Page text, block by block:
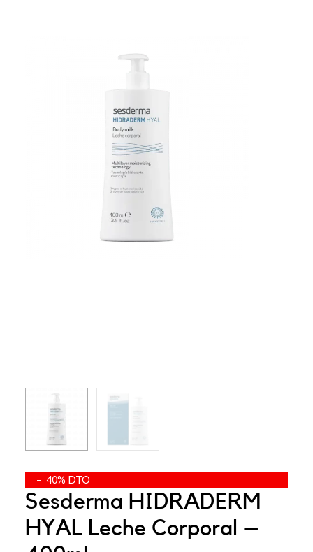
– 40% DTO
Sesderma HIDRADERM
HYAL Leche Corporal –